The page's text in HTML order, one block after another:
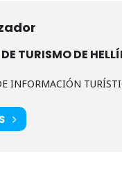
TURISMO DE
INFORMACIÓN